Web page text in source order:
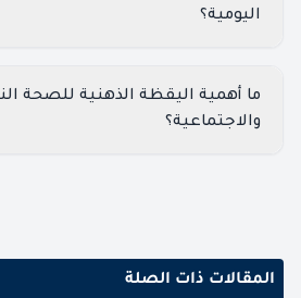
اليومية؟
ما أهمية اليقظة الذهنية للصحة
والاجتماعية؟
المقالات ذات الصلة